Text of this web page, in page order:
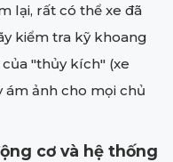
lại, rất có thể xe đã
kiểm tra kỹ khoang
"thủy kích" (xe
ám ảnh cho mọi chủ
cơ và hệ thống